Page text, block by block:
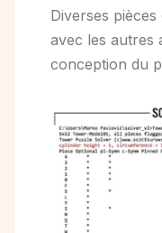
Diverses
avec les autres
conception du